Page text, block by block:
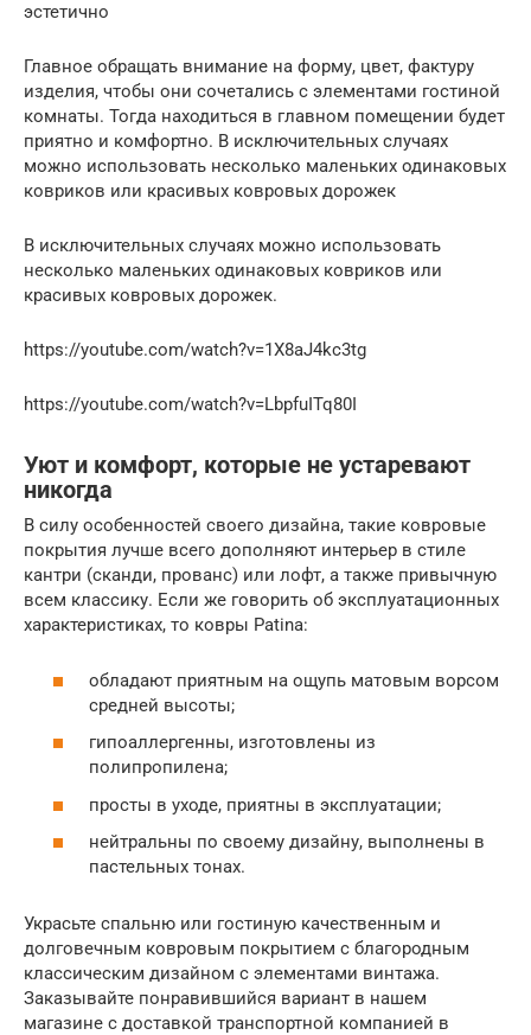
эстетично
Главное обращать внимание на форму, цвет, фактуру
изделия, чтобы они сочетались с элементами гостиной
комнаты. Тогда находиться в главном помещении будет
приятно и комфортно. В исключительных случаях
можно использовать несколько маленьких одинаковых
ковриков или красивых ковровых дорожек
В исключительных случаях можно использовать
несколько маленьких одинаковых ковриков или
красивых ковровых дорожек.
https://youtube.com/watch?v=1X8aJ4kc3tg
https://youtube.com/watch?v=LbpfuITq80I
Уют и комфорт, которые не устаревают
никогда
В силу особенностей своего дизайна, такие ковровые
покрытия лучше всего дополняют интерьер в стиле
кантри (сканди, прованс) или лофт, а также привычную
всем классику. Если же говорить об эксплуатационных
характеристиках, то ковры Patina:
обладают приятным на ощупь матовым ворсом
средней высоты;
гипоаллергенны, изготовлены из
полипропилена;
просты в уходе, приятны в эксплуатации;
нейтральны по своему дизайну, выполнены в
пастельных тонах.
Украсьте спальню или гостиную качественным и
долговечным ковровым покрытием с благородным
классическим дизайном с элементами винтажа.
Заказывайте понравившийся вариант в нашем
магазине с доставкой транспортной компанией в